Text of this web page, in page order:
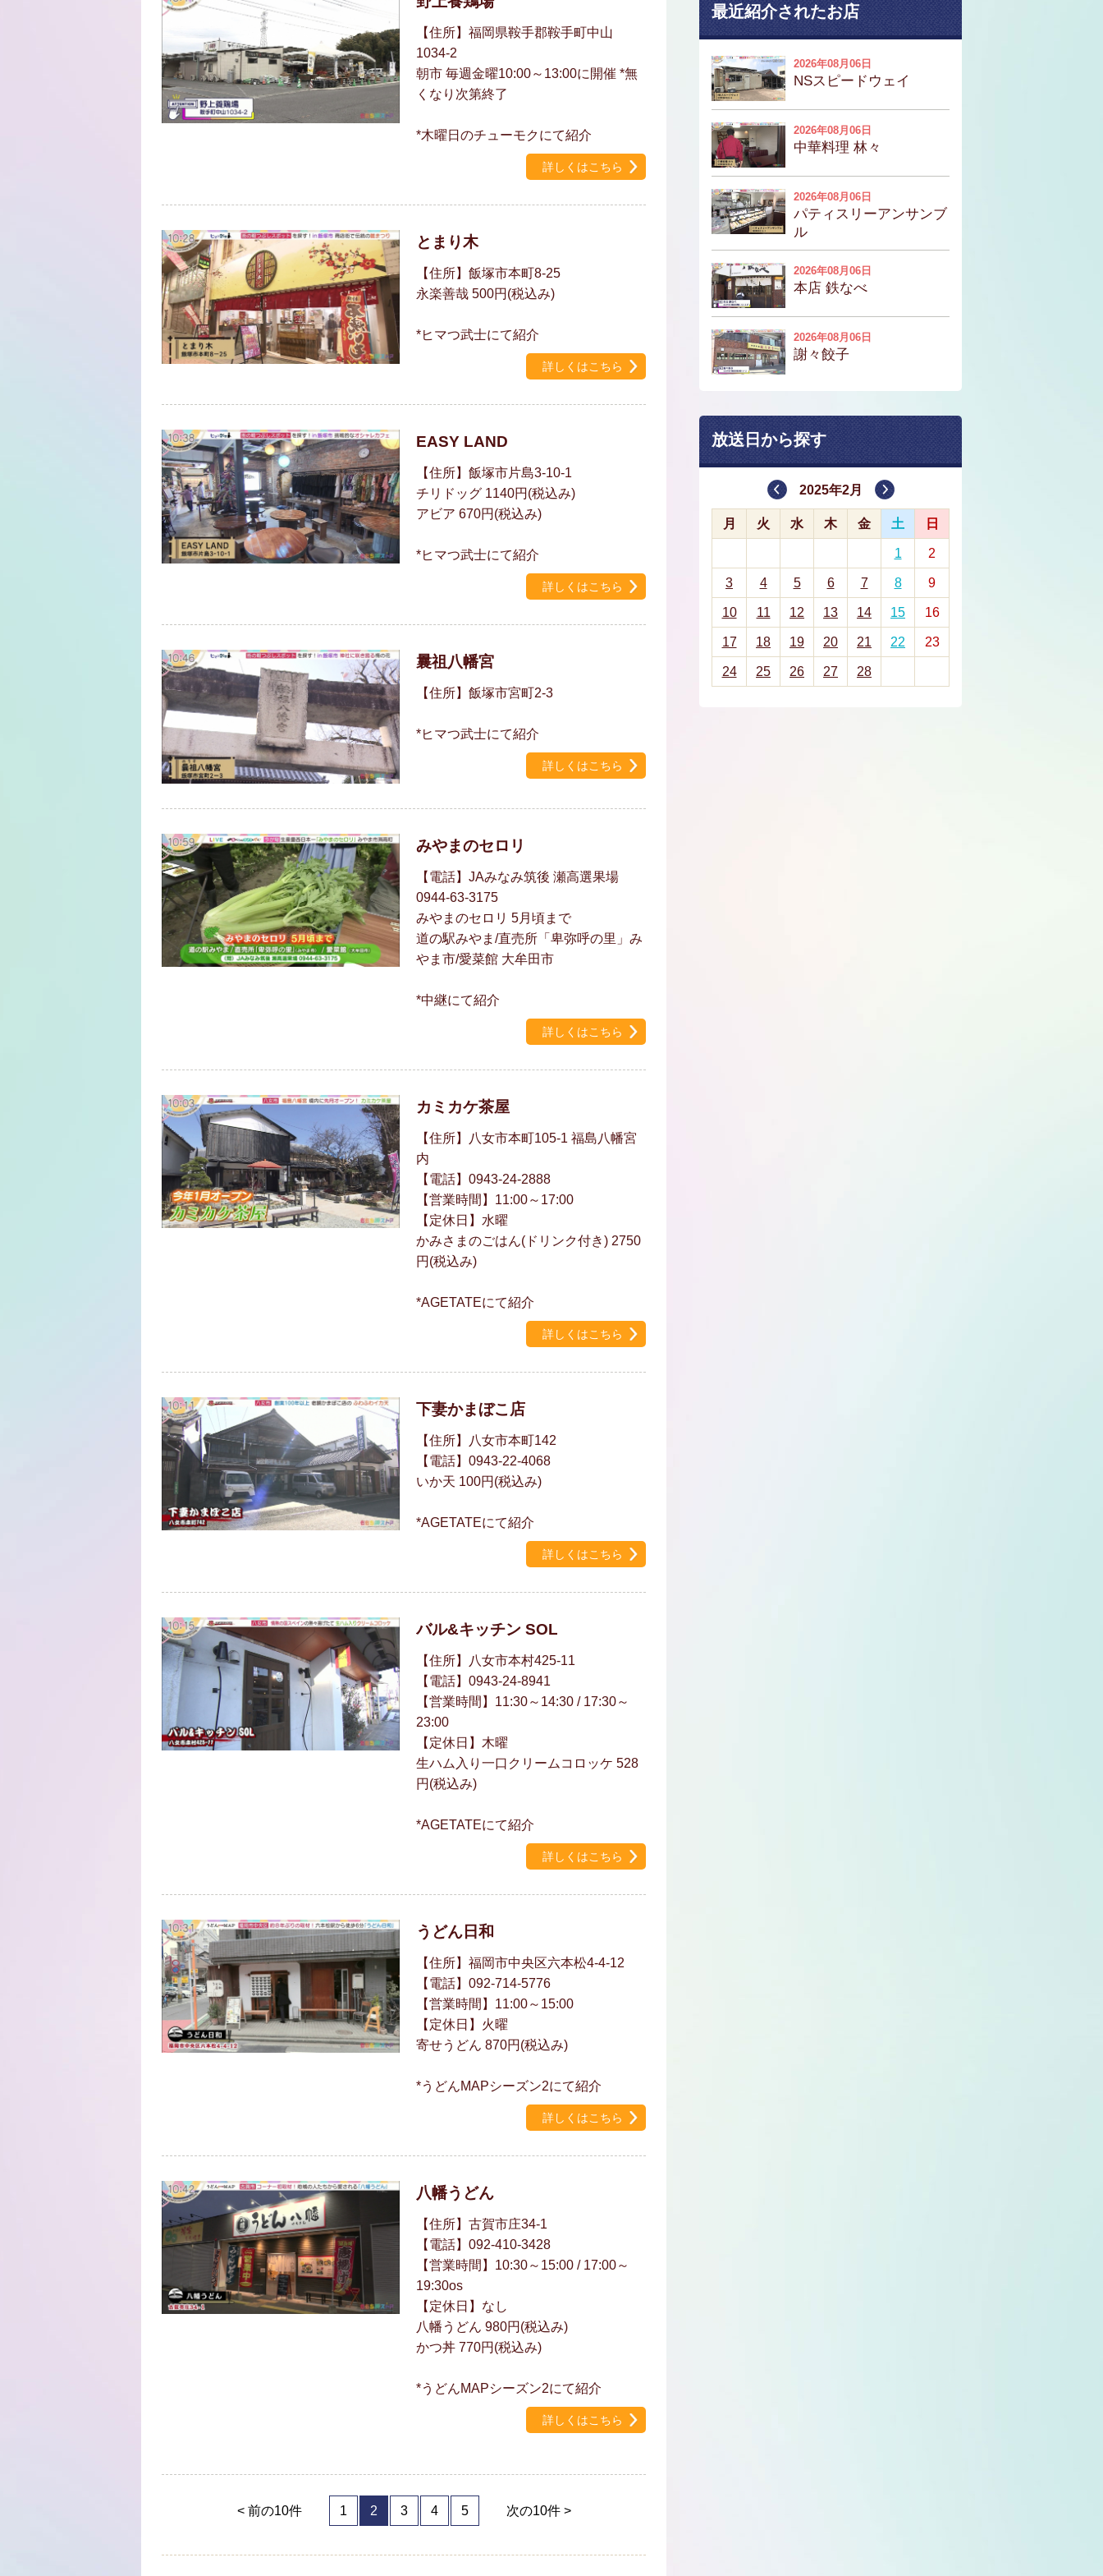
【住所】福岡県鞍手郡鞍手町中山
1034-2
朝市 毎週金曜10:00～13:00に開催 *無
くなり次第終了
*木曜日のチューモクにて紹介
詳しくはこちら
とまり木
【住所】飯塚市本町8-25
永楽善哉 500円(税込み)
*ヒマつ武士にて紹介
詳しくはこちら
EASY LAND
【住所】飯塚市片島3-10-1
チリドッグ 1140円(税込み)
アビア 670円(税込み)
*ヒマつ武士にて紹介
詳しくはこちら
曩祖八幡宮
【住所】飯塚市宮町2-3
*ヒマつ武士にて紹介
詳しくはこちら
みやまのセロリ
【電話】JAみなみ筑後 瀬高選果場
0944-63-3175
みやまのセロリ 5月頃まで
道の駅みやま/直売所「卑弥呼の里」み
やま市/愛菜館 大牟田市
*中継にて紹介
詳しくはこちら
カミカケ茶屋
【住所】八女市本町105-1 福島八幡宮
内
【電話】0943-24-2888
【営業時間】11:00～17:00
【定休日】水曜
かみさまのごはん(ドリンク付き) 2750
円(税込み)
*AGETATEにて紹介
詳しくはこちら
下妻かまぼこ店
【住所】八女市本町142
【電話】0943-22-4068
いか天 100円(税込み)
*AGETATEにて紹介
詳しくはこちら
バル&キッチン SOL
【住所】八女市本村425-11
【電話】0943-24-8941
【営業時間】11:30～14:30 / 17:30～
23:00
【定休日】木曜
生ハム入り一口クリームコロッケ 528
円(税込み)
*AGETATEにて紹介
詳しくはこちら
うどん日和
【住所】福岡市中央区六本松4-4-12
【電話】092-714-5776
【営業時間】11:00～15:00
【定休日】火曜
寄せうどん 870円(税込み)
*うどんMAPシーズン2にて紹介
詳しくはこちら
八幡うどん
【住所】古賀市庄34-1
【電話】092-410-3428
【営業時間】10:30～15:00 / 17:00～
19:30os
【定休日】なし
八幡うどん 980円(税込み)
かつ丼 770円(税込み)
*うどんMAPシーズン2にて紹介
詳しくはこちら
< 前の10件 1 2 3 4 5 次の10件 >
最近紹介されたお店
2026年08月06日
NSスピードウェイ
2026年08月06日
中華料理 林々
2026年08月06日
パティスリーアンサンブ
ル
2026年08月06日
本店 鉄なべ
2026年08月06日
謝々餃子
放送日から探す
2025年2月
月 火 水 木 金 土 日
1 2
3 4 5 6 7 8 9
10 11 12 13 14 15 16
17 18 19 20 21 22 23
24 25 26 27 28